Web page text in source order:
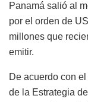
Panamá salió al
por el orden de
millones que
emitir.
De acuerdo con
de la Estrategia